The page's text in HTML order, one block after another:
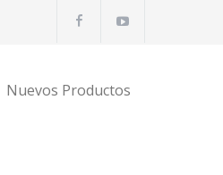
Nuevos Productos